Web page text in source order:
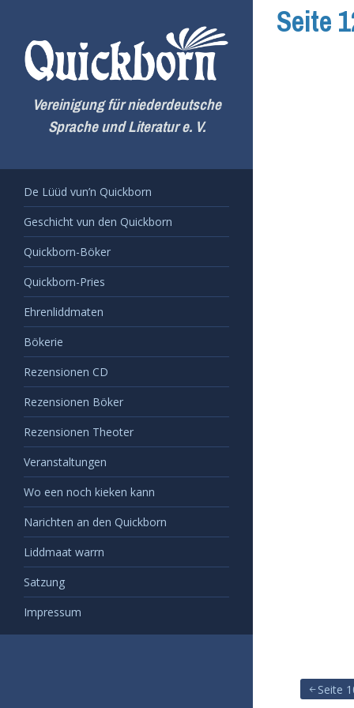
springen
Vereinigung für niederdeutsche
Sprache und Literatur e. V.
De Lüüd vun’n Quickborn
Geschicht vun den Quickborn
Quickborn-Böker
Quickborn-Pries
Ehrenliddmaten
Bökerie
Rezensionen CD
Rezensionen Böker
Rezensionen Theoter
Veranstaltungen
Wo een noch kieken kann
Narichten an den Quickborn
Liddmaat warrn
Satzung
Impressum
Seite
Seite